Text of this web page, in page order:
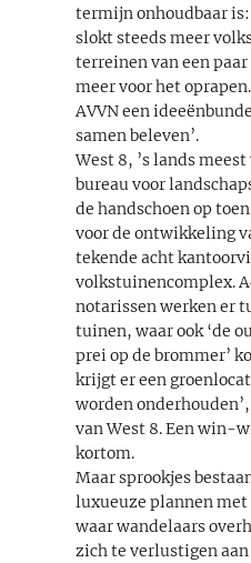
termijn onhoudbaar
slokt steeds meer
terreinen van een
meer voor het
AVVN een
samen beleven’.
West 8, ’s lands
bureau voor
de handschoen op
voor de ontwikkeling
tekende acht
volkstuinencomplex.
notarissen werken er
tuinen, waar ook ‘de
prei op de brommer’
krijgt er een
worden
van West 8. Een
kortom.
Maar sprookjes
luxueuze plannen
waar wandelaars
zich te verlustigen